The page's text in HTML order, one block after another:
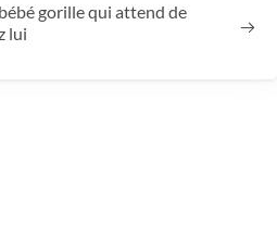
gorille qui attend de
lui